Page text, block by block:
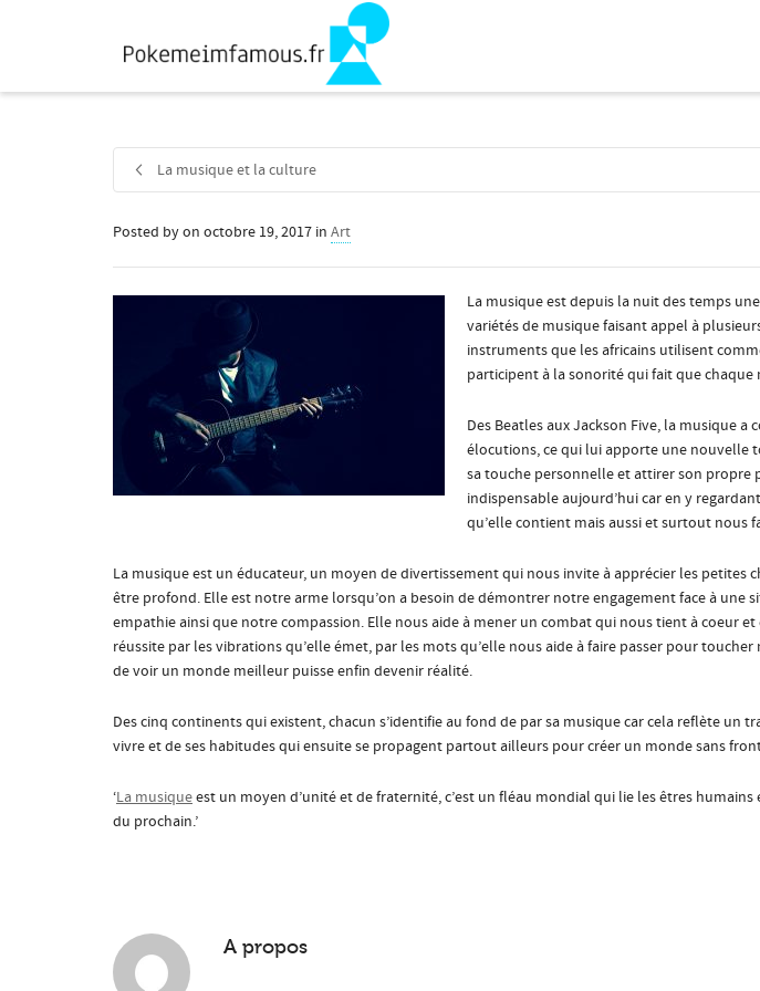
La musique et la culture
Posted byon octobre 19, 2017 in Art
La musique est depuis la nuit des temps
variétés de musique faisant appel à
instruments que les africains utilisent
participent à la sonorité qui fait que
Des Beatles aux Jackson Five, la musique
élocutions, ce qui lui apporte une nouvelle
sa touche personnelle et attirer son propre
indispensable aujourd’hui car en y
qu’elle contient mais aussi et surtout
La musique est un éducateur, un moyen de divertissement qui nous invite à apprécier les petites
être profond. Elle est notre arme lorsqu’on a besoin de démontrer notre engagement face à une
empathie ainsi que notre compassion. Elle nous aide à mener un combat qui nous tient à coeur et
réussite par les vibrations qu’elle émet, par les mots qu’elle nous aide à faire passer pour
de voir un monde meilleur puisse enfin devenir réalité.
Des cinq continents qui existent, chacun s’identifie au fond de par sa musique car cela reflète un
vivre et de ses habitudes qui ensuite se propagent partout ailleurs pour créer un monde sans
‘La musiqueest un moyen d’unité et de fraternité, c’est un fléau mondial qui lie les êtres
du prochain.’
A propos